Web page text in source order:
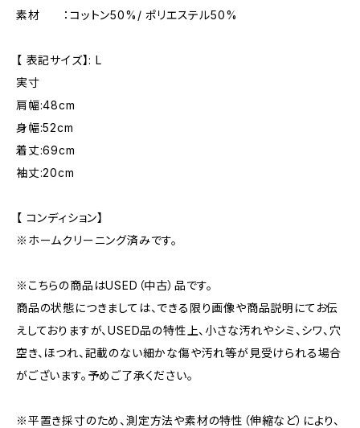
素材 ：コットン50%/ ポリエステル50%
【 表記サイズ】: L
実寸
肩幅:48cm
身幅:52cm
着丈:69cm
袖丈:20cm
【 コンディション】
※ホームクリーニング済みです。
※こちらの商品はUSED（中古）品です。
商品の状態につきましては、できる限り画像や商品説明にてお伝
えしておりますが、USED品の特性上、小さな汚れやシミ、シワ、穴
空き、ほつれ、記載のない細かな傷や汚れ等が見受けられる場合
がございます。予めご了承ください。
※平置き採寸のため、測定方法や素材の特性（伸縮など）により、